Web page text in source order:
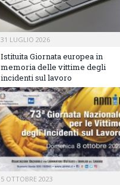
31 LUGLIO 2026
Istituita Giornata europea in
memoria delle vittime degli
incidenti sul lavoro
5 OTTOBRE 2023